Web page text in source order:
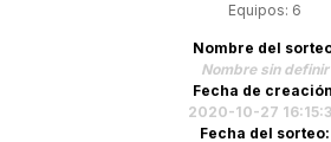
Equipos: 6
Nombre del
Nombre sin definir
Fecha de
2020-10-27
Fecha del sorteo: